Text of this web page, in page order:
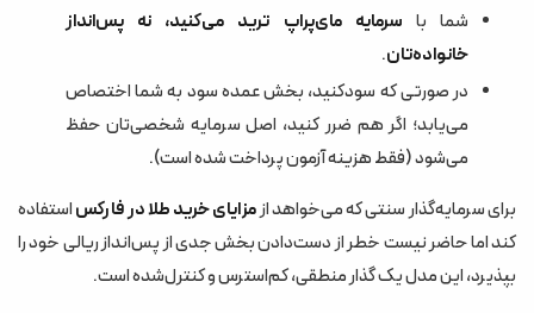
شما با سرمایه مای‌پراپ ترید می‌کنید، نه پس‌انداز
خانواده‌تان.
در صورتی که سودکنید، بخش عمده سود به شما اختصاص
می‌یابد؛ اگر هم ضرر کنید، اصل سرمایه شخصی‌تان حفظ
می‌شود (فقط هزینه آزمون پرداخت شده است).
برای سرمایه‌گذار سنتی که می‌خواهد ازمزایای خرید طلا در فارکساستفاده
کند اما حاضر نیست خطر از دست‌دادن بخش جدی از پس‌انداز ریالی خود را
بپذیرد، این مدل یک گذار منطقی، کم‌استرس و کنترل‌شده است.